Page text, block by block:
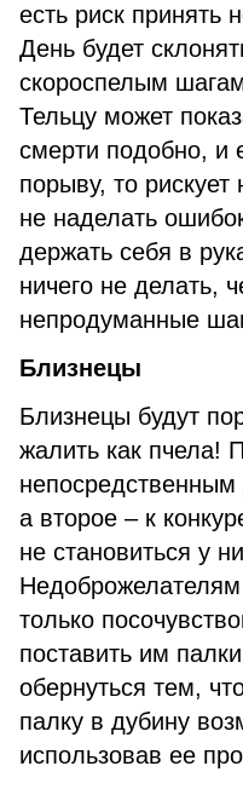
есть риск принять
День будет
скороспелым
Тельцу может
смерти подобно, и
порыву, то
не наделать
держать себя в
ничего не делать,
непродуманные
Близнецы
Близнецы будут
жалить как пчела!
а второе – к
не становиться у
только
поставить им
обернуться тем,
палку в дубину
использовав ее